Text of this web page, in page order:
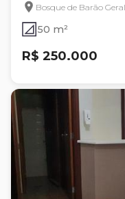
Bosque de Barão
50 m²
R$ 250.000